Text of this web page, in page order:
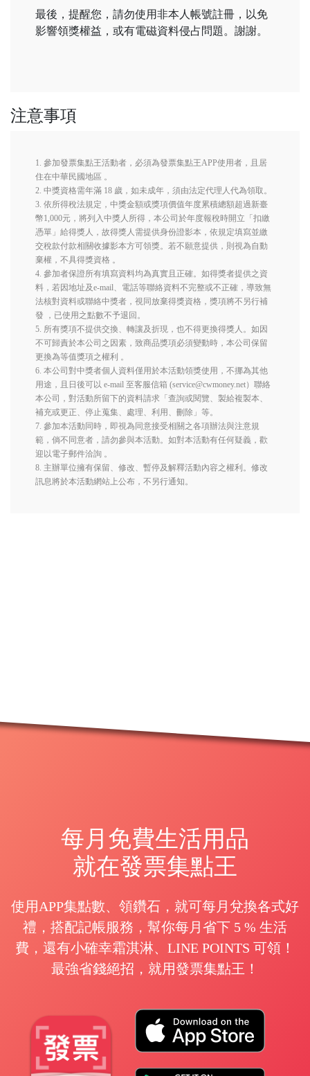
最後，提醒您，請勿使用非本人帳號註冊，以免
影響領獎權益，或有電磁資料侵占問題。謝謝。
注意事項
1. 參加發票集點王活動者，必須為發票集點王APP使用者，且居
住在中華民國地區 。
2. 中獎資格需年滿 18 歲，如未成年，須由法定代理人代為領取。
3. 依所得稅法規定，中獎金額或獎項價值年度累積總額超過新臺
幣1,000元，將列入中獎人所得，本公司於年度報稅時開立「扣繳
憑單」給得獎人，故得獎人需提供身份證影本，依規定填寫並繳
交稅款付款相關收據影本方可領獎。若不願意提供，則視為自動
棄權，不具得獎資格 。
4. 參加者保證所有填寫資料均為真實且正確。如得獎者提供之資
料，若因地址及e-mail、電話等聯絡資料不完整或不正確，導致無
法核對資料或聯絡中獎者，視同放棄得獎資格，獎項將不另行補
發 ，已使用之點數不予退回。
5. 所有獎項不提供交換、轉讓及折現，也不得更換得獎人。如因
不可歸責於本公司之因素，致商品獎項必須變動時，本公司保留
更換為等值獎項之權利 。
6. 本公司對中獎者個人資料僅用於本活動領獎使用，不挪為其他
用途，且日後可以 e-mail 至客服信箱 (service@cwmoney.net）聯絡
本公司，對活動所留下的資料請求「查詢或閱覽、製給複製本、
補充或更正、停止蒐集、處理、利用、刪除」等。
7. 參加本活動同時，即視為同意接受相關之各項辦法與注意規
範，倘不同意者，請勿參與本活動。如對本活動有任何疑義，歡
迎以電子郵件洽詢 。
8. 主辦單位擁有保留、修改、暫停及解釋活動內容之權利。修改
訊息將於本活動網站上公布，不另行通知。
每月免費生活用品
就在發票集點王
使用APP集點數、領鑽石，就可每月兌換各式好
禮，搭配記帳服務，幫你每月省下 5 % 生活
費，還有小確幸霜淇淋、LINE POINTS 可領！
最強省錢絕招，就用發票集點王！